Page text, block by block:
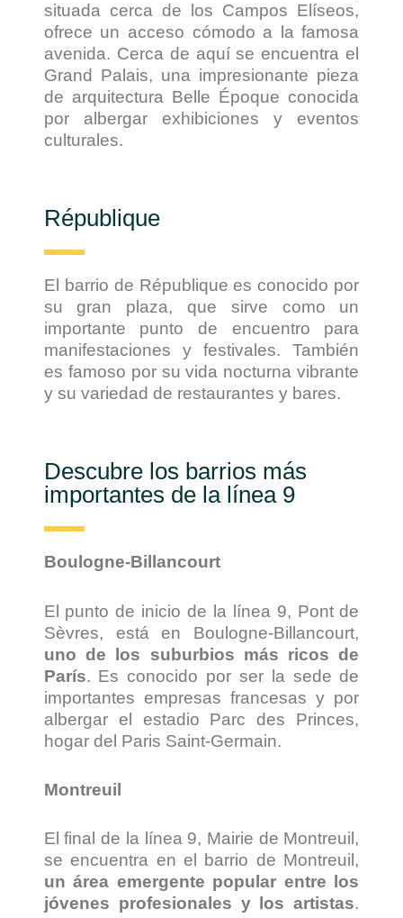
situada cerca de los Campos Elíseos,
ofrece un acceso cómodo a la famosa
avenida. Cerca de aquí se encuentra el
Grand Palais, una impresionante pieza
de arquitectura Belle Époque conocida
por albergar exhibiciones y eventos
culturales.
République
El barrio de République es conocido por
su gran plaza, que sirve como un
importante punto de encuentro para
manifestaciones y festivales. También
es famoso por su vida nocturna vibrante
y su variedad de restaurantes y bares.
Descubre los barrios más
importantes de la línea 9
Boulogne-Billancourt
El punto de inicio de la línea 9, Pont de
Sèvres, está en Boulogne-Billancourt,
uno de los suburbios más ricos de
París. Es conocido por ser la sede de
importantes empresas francesas y por
albergar el estadio Parc des Princes,
hogar del Paris Saint-Germain.
Montreuil
El final de la línea 9, Mairie de Montreuil,
se encuentra en el barrio de Montreuil,
un área emergente popular entre los
jóvenes profesionales y los artistas.